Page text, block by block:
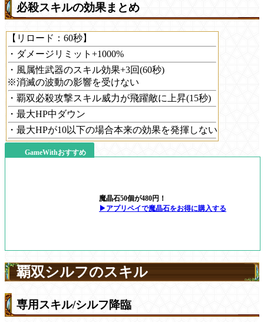
必殺スキルの効果まとめ
【リロード：60秒】
・ダメージリミット+1000%
・風属性武器のスキル効果+3回(60秒)
※消滅の波動の影響を受けない
・覇双必殺攻撃スキル威力が飛躍敵に上昇(15秒)
・最大HP中ダウン
・最大HPが10以下の場合本来の効果を発揮しない
GameWithおすすめ
魔晶石50個が480円！
▶アプリペイで魔晶石をお得に購入する
覇双シルフのスキル
専用スキル/シルフ降臨